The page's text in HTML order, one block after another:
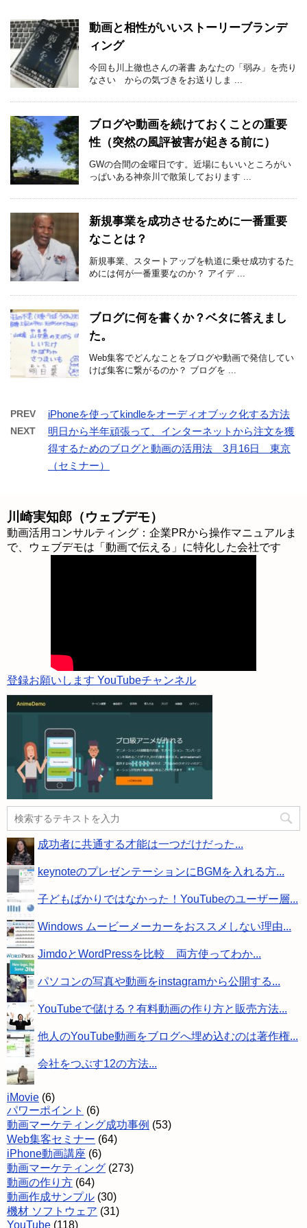
動画と相性がいいストーリーブランデ
ィング
今回も川上徹也さんの著書 あなたの「弱み」を売り
なさい からの気づきをお送りしま ...
ブログや動画を続けておくことの重要
性（突然の風評被害が起きる前に）
GWの合間の金曜日です。近場にもいいところがい
っぱいある神奈川で散策しております ...
新規事業を成功させるために一番重要
なことは？
新規事業、スタートアップを軌道に乗せ成功するた
めには何が一番重要なのか？ アイデ ...
ブログに何を書くか？ベタに答えまし
た。
Web集客でどんなことをブログや動画で発信してい
けば集客に繋がるのか？ ブログを ...
PREV iPhoneを使ってkindleをオーディオブック化する方法
NEXT
明日から半年頑張って、インターネットから注文を獲
得するためのブログと動画の活用法 3月16日 東京
（セミナー）
川崎実知郎（ウェブデモ）
動画活用コンサルティング：企業PRから操作マニュアルま
で、ウェブデモは「動画で伝える」に特化した会社です
登録お願いします YouTubeチャンネル
成功者に共通する才能は一つだけだった...
keynoteのプレゼンテーションにBGMを入れる方...
子どもばかりではなかった！YouTubeのユーザー層...
Windows ムービーメーカーをおススメしない理由...
JimdoとWordPressを比較 両方使ってわか...
パソコンの写真や動画をinstagramから公開する...
YouTubeで儲ける？有料動画の作り方と販売方法...
他人のYouTube動画をブログへ埋め込むのは著作権...
会社をつぶす12の方法...
iMovie (6)
パワーポイント (6)
動画マーケティング成功事例 (53)
Web集客セミナー (64)
iPhone動画講座 (6)
動画マーケティング (273)
動画の作り方 (64)
動画作成サンプル (30)
機材 ソフトウェア (31)
YouTube (118)